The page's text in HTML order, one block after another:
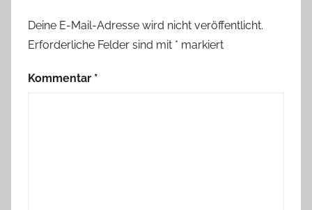
Deine E-Mail-Adresse wird nicht veröffentlicht.
Erforderliche Felder sind mit * markiert
Kommentar *